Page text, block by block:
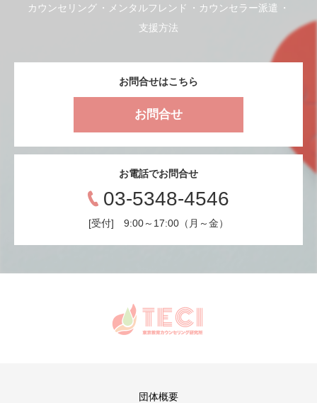
カウンセリング メンタルフレンド
カウンセラー派遣
支援方法
お問合せはこちら
お問合せ
お電話でお問合せ
03-5348-4546
[受付] 9:00～17:00（月～金）
団体概要